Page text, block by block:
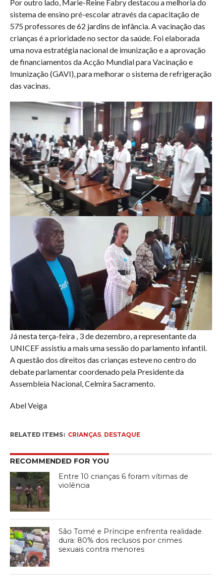
Por outro lado, Marie-Reine Fabry destacou a melhoria do
sistema de ensino pré-escolar através da capacitação de
575 professores de 62 jardins de infância. A vacinação das
crianças é a prioridade no sector da saúde. Foi elaborada
uma nova estratégia nacional de imunização e a aprovação
de financiamentos da Acção Mundial para Vacinação e
Imunização (GAVI), para melhorar o sistema de refrigeração
das vacinas.
Já nesta terça-feira , 3 de dezembro, a representante da
UNICEF assistiu a mais uma sessão do parlamento infantil.
A questão dos direitos das crianças esteve no centro do
debate parlamentar coordenado pela Presidente da
Assembleia Nacional, Celmira Sacramento.
Abel Veiga
RELATED ITEMS: CRIANÇAS, DESTAQUE
RECOMMENDED FOR YOU
Entre 10 crianças 6 foram vítimas de
violência
São Tomé e Príncipe enfrenta realidade
dura: 80% dos reclusos por crimes
sexuais contra menores